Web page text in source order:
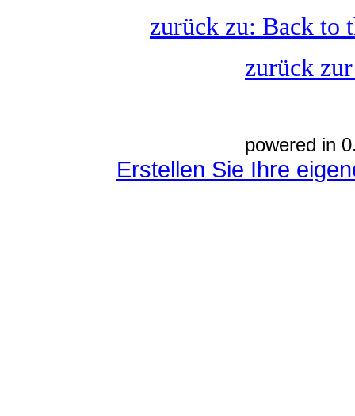
zurück zu: Back to
zurück
powered in
Erstellen Sie Ihre